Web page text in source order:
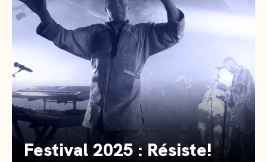
Festival 2025 : Résiste!